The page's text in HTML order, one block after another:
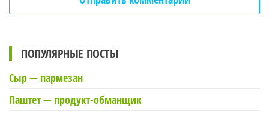
ПОПУЛЯРНЫЕ ПОСТЫ
Сыр — пармезан
Паштет — продукт-обманщик